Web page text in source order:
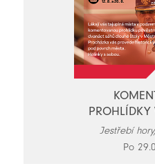
PROHLÍDKY
Jestřebí
Po